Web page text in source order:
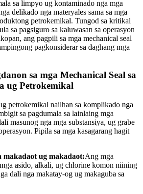
sa limpyo ug kontaminado nga mga
delikado nga materyales sama sa mga
petrokemikal. Tungod sa kritikal
sa pagsiguro sa kaluwasan sa operasyon
ang pagpili sa mga mechanical seal
pagkonsiderar sa daghang mga
sa mga Mechanical Seal sa
ug Petrokemikal
petrokemikal nailhan sa komplikado nga
sa pagdumala sa lainlaing mga
masunog nga mga substansiya, ug grabe
Pipila sa mga kasagarang hagit
makadaot ug makadaot:Ang mga
asido, alkali, ug chlorine komon niining
dali nga makatay-og ug makaguba sa